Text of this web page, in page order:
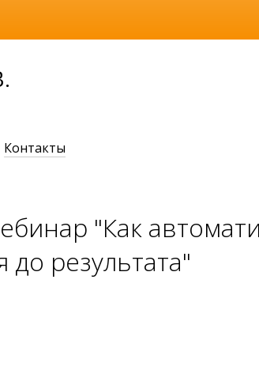
Контакты
"Как
результата"